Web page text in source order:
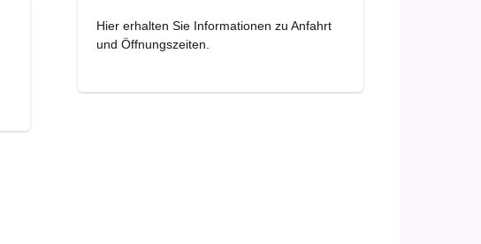
Hier erhalten Sie Informationen zu Anfahrt
und Öffnungszeiten.